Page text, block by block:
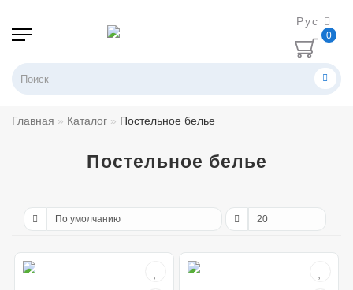
Рус
0
Главная Каталог Постельное белье
Постельное белье